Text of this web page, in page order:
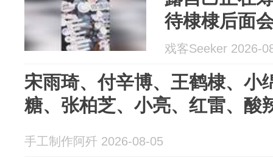
待棣棣后面
戏客Seeker 2026-
宋雨琦、付辛博、王鹤棣、小
糖、张柏芝、小亮、红雷、酸
手工制作阿歼 2026-08-05